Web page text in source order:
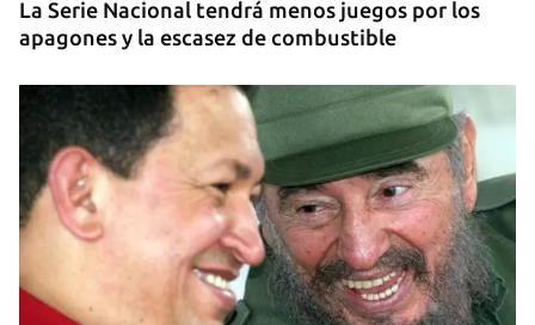
La Serie Nacional tendrá menos juegos por los
apagones y la escasez de combustible